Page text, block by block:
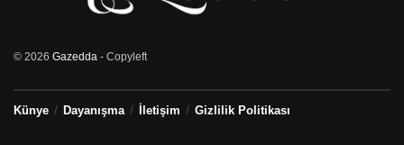
© 2026 Gazedda - Copyleft
Künye Dayanışma İletişim Gizlilik Politikası